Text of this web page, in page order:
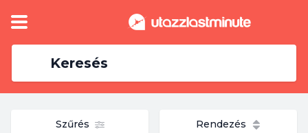
Keresés
Szűrés Rendezés